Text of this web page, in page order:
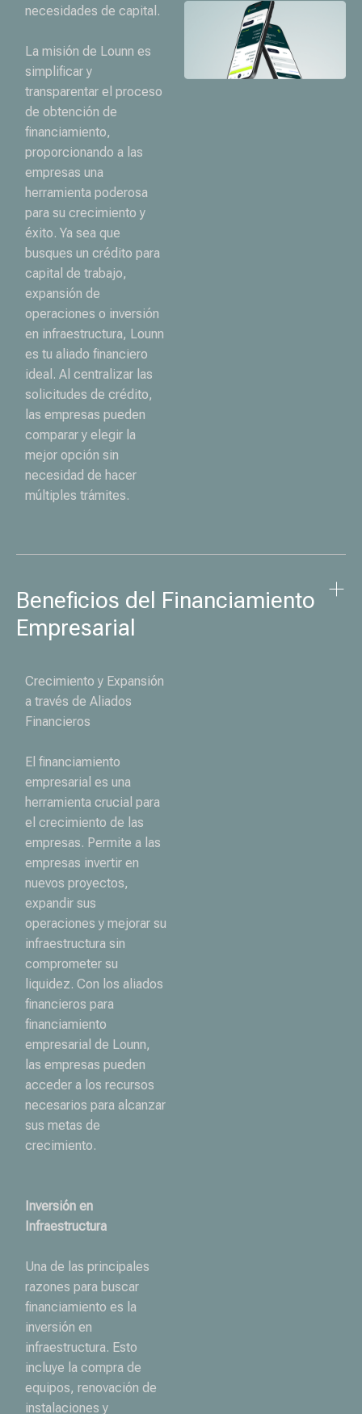
necesidades de capital.
La misión de Lounn es
simplificar y
transparentar el proceso
de obtención de
financiamiento,
proporcionando a las
empresas una
herramienta poderosa
para su crecimiento y
éxito. Ya sea que
busques un crédito para
capital de trabajo,
expansión de
operaciones o inversión
en infraestructura, Lounn
es tu aliado financiero
ideal. Al centralizar las
solicitudes de crédito,
las empresas pueden
comparar y elegir la
mejor opción sin
necesidad de hacer
múltiples trámites.
Beneficios del Financiamiento
Empresarial
Crecimiento y Expansión
a través de Aliados
Financieros
El financiamiento
empresarial es una
herramienta crucial para
el crecimiento de las
empresas. Permite a las
empresas invertir en
nuevos proyectos,
expandir sus
operaciones y mejorar su
infraestructura sin
comprometer su
liquidez. Con los aliados
financieros para
financiamiento
empresarial de Lounn,
las empresas pueden
acceder a los recursos
necesarios para alcanzar
sus metas de
crecimiento.
Inversión en
Infraestructura
Una de las principales
razones para buscar
financiamiento es la
inversión en
infraestructura. Esto
incluye la compra de
equipos, renovación de
instalaciones y